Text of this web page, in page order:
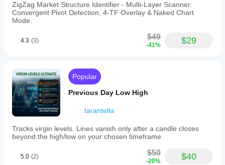
ZigZag Market Structure Identifier - Multi-Layer Scanner:
Convergent Pivot Detection, 4-TF Overlay & Naked Chart
Mode.
4.3 (3) $49
-41% $29
Popular
Previous Day Low High
tarantella
Tracks virgin levels. Lines vanish only after a candle closes
beyond the high/low on your chosen timeframe.
5.0 (2) $50
-20% $40